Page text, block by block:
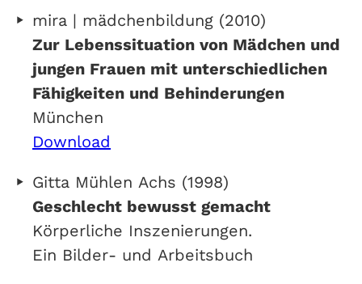
mira | mädchenbildung (2010)
Zur Lebenssituation von Mädchen und
jungen Frauen mit unterschiedlichen
Fähigkeiten und Behinderungen
München
Download
Gitta Mühlen Achs (1998)
Geschlecht bewusst gemacht
Körperliche Inszenierungen.
Ein Bilder- und Arbeitsbuch